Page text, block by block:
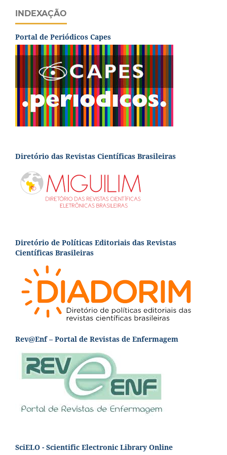
INDEXAÇÃO
Portal de Periódicos Capes
Diretório das Revistas Científicas Brasileiras
Diretório de Políticas Editoriais das Revistas
Científicas Brasileiras
Rev@Enf – Portal de Revistas de Enfermagem
SciELO - Scientific Electronic Library Online